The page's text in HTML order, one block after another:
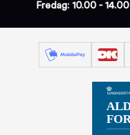
Fredag: 10.00 - 14.00